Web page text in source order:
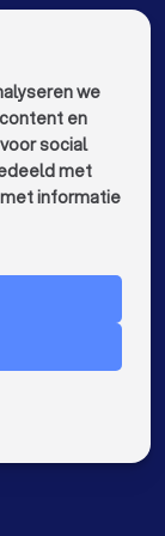
keyboard_arrow_down
we
en
social
met
informatie